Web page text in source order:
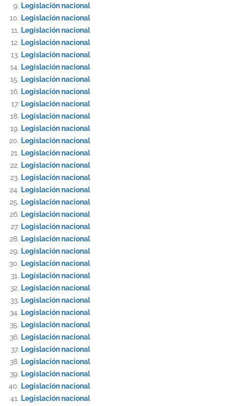
Legislación nacional
Legislación nacional
Legislación nacional
Legislación nacional
Legislación nacional
Legislación nacional
Legislación nacional
Legislación nacional
Legislación nacional
Legislación nacional
Legislación nacional
Legislación nacional
Legislación nacional
Legislación nacional
Legislación nacional
Legislación nacional
Legislación nacional
Legislación nacional
Legislación nacional
Legislación nacional
Legislación nacional
Legislación nacional
Legislación nacional
Legislación nacional
Legislación nacional
Legislación nacional
Legislación nacional
Legislación nacional
Legislación nacional
Legislación nacional
Legislación nacional
Legislación nacional
Legislación nacional